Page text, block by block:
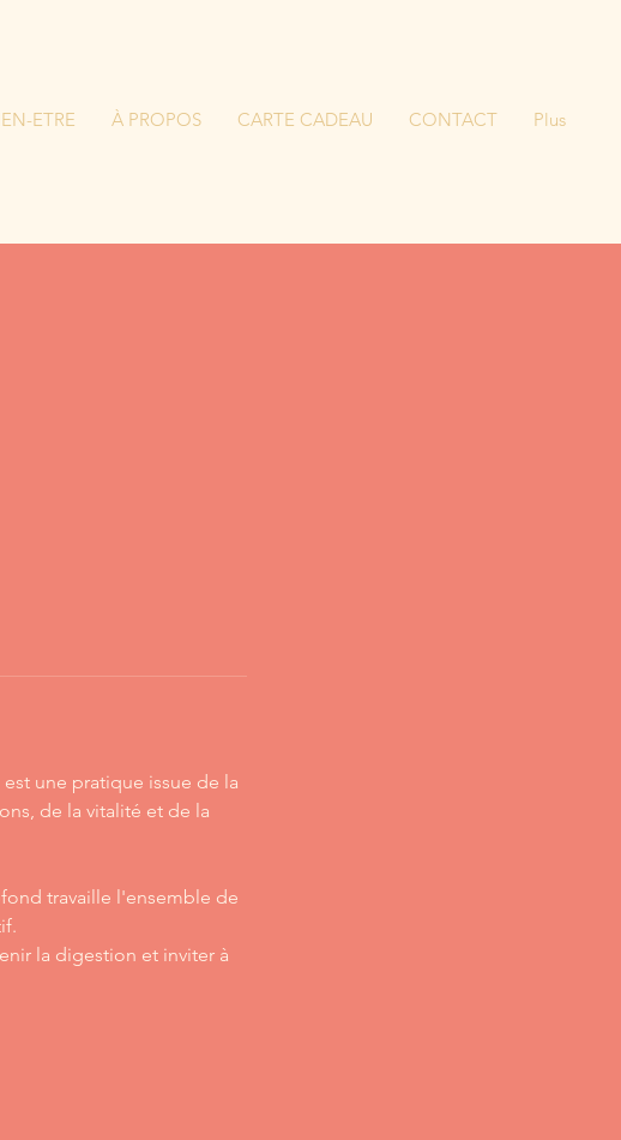
ETRE À PROPOS CARTE CADEAU CONTACT Plus
une pratique issue de la
de la vitalité et de la
travaille l'ensemble de
la digestion et inviter à